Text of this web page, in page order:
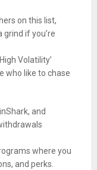
on this list,
grind if you’re
Volatility’
who like to chase
and
where you
and perks.